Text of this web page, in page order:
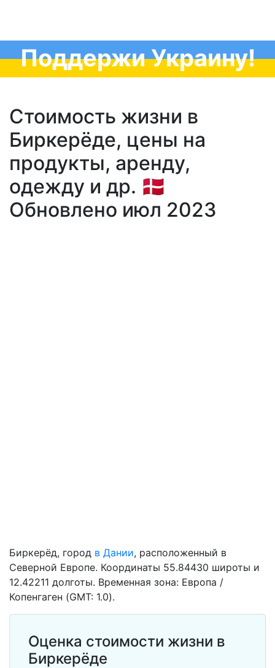
Поддержи Украину!
Стоимость жизни в
Биркерёде, цены на
продукты, аренду,
одежду и др. 🇩🇰
Обновлено июл 2023
Биркерёд, город в Дании, расположенный в
Северной Европе. Координаты 55.84430 широты и
12.42211 долготы. Временная зона: Европа /
Копенгаген (GMT: 1.0).
Оценка стоимости жизни в
Биркерёде